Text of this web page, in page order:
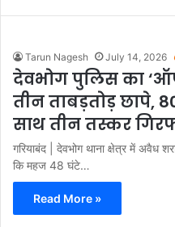
Tarun Nagesh July 14, 2026
देवभोग पुलिस का
तीन ताबड़तोड़ छापे,
साथ तीन तस्कर
गरियाबंद | देवभोग थाना क्षेत्र में अवैध
कि महज 48 घंटे…
Read More »